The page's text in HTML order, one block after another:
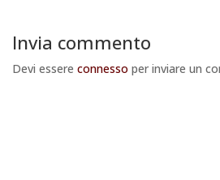
Invia commento
Devi essere connesso per inviare un